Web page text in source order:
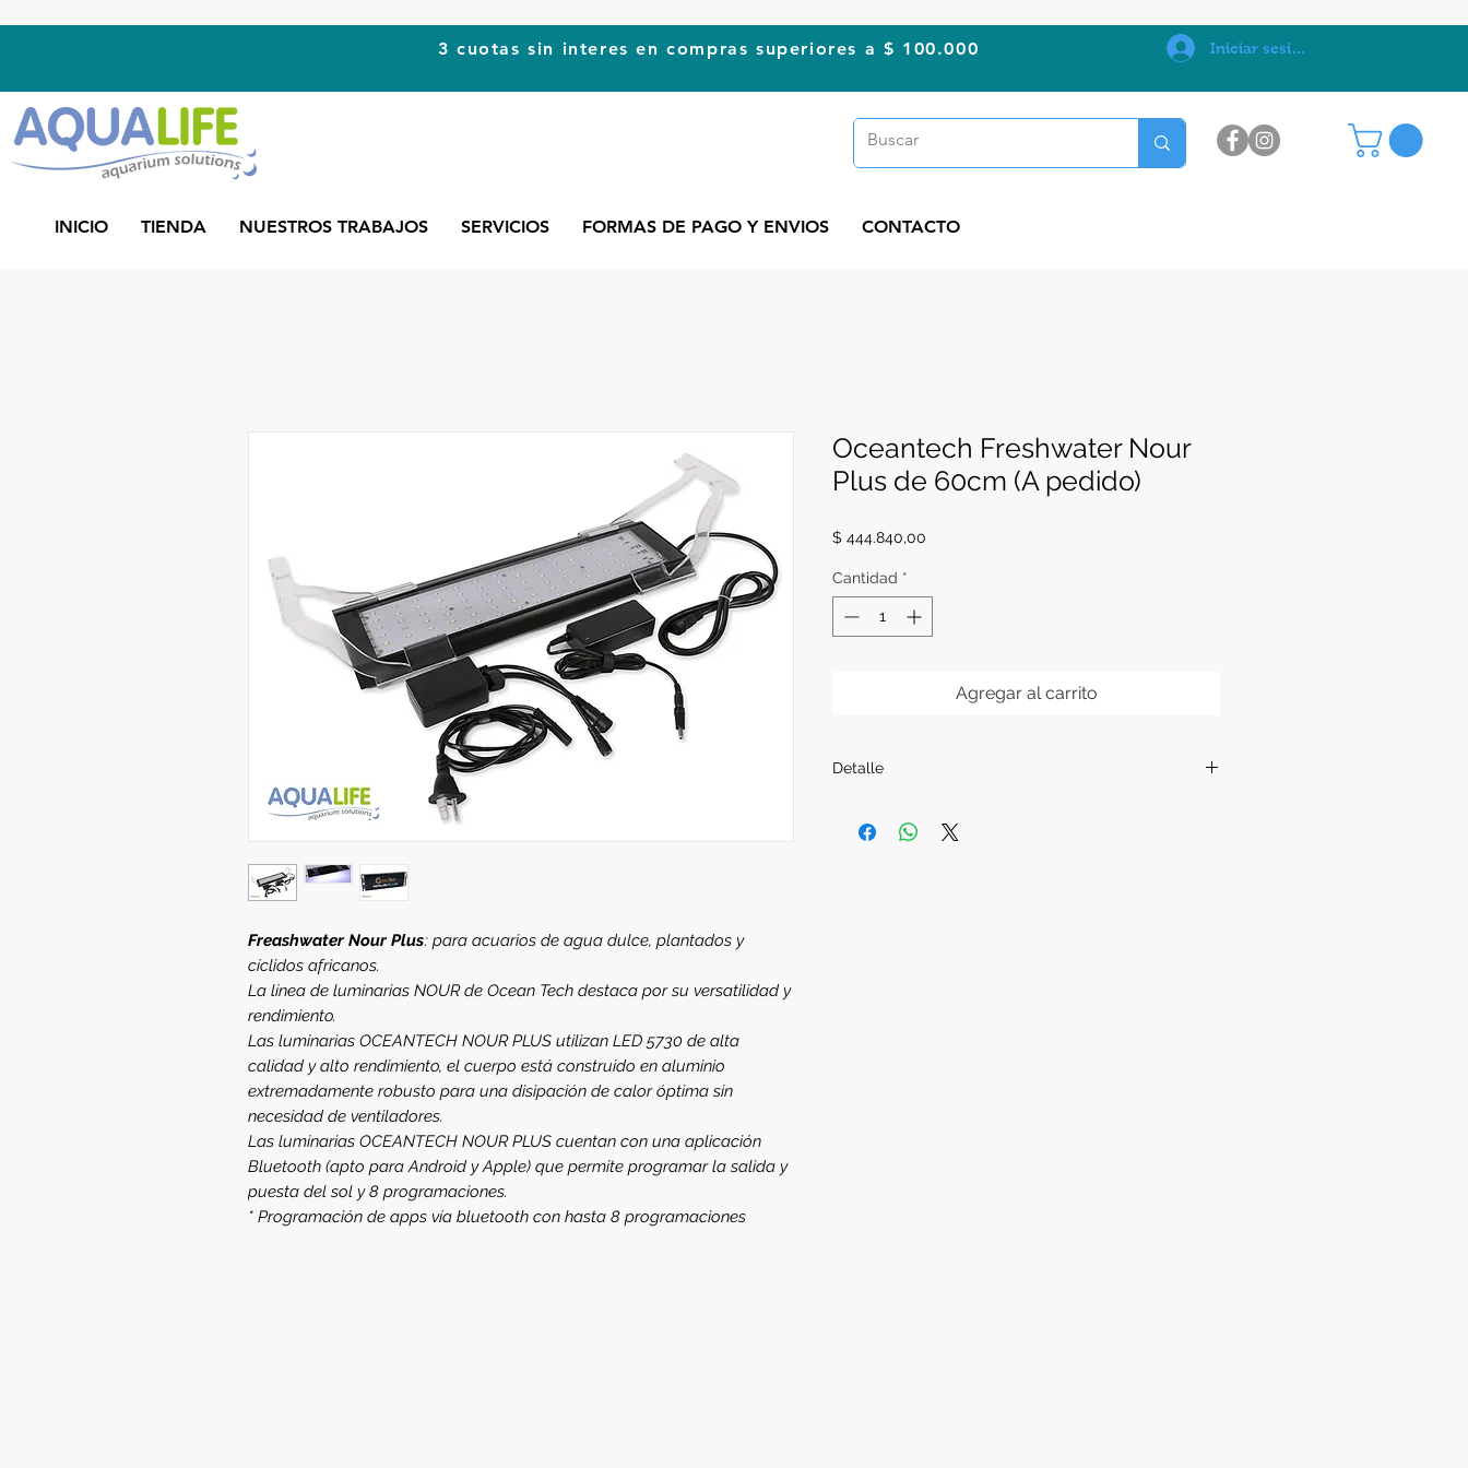
3 cuotas sin interes en compras superiores a $ 100.000 Iniciar sesión
INICIO TIENDA NUESTROS TRABAJOS SERVICIOS FORMAS DE PAGO Y ENVIOS CONTACTO
Freashwater Nour Plus: para acuarios de agua dulce, plantados y
cíclidos africanos.
La línea de luminarias NOUR de Ocean Tech destaca por su versatilidad y
rendimiento.
Las luminarias OCEANTECH NOUR PLUS utilizan LED 5730 de alta
calidad y alto rendimiento, el cuerpo está construido en aluminio
extremadamente robusto para una disipación de calor óptima sin
necesidad de ventiladores.
Las luminarias OCEANTECH NOUR PLUS cuentan con una aplicación
Bluetooth (apto para Android y Apple) que permite programar la salida y
puesta del sol y 8 programaciones.
* Programación de apps vía bluetooth con hasta 8 programaciones
Oceantech Freshwater Nour
Plus de 60cm (A pedido)
$ 444.840,00
Cantidad *
Agregar al carrito
Detalle
Leds:
cool white*49+warm white*24+sky